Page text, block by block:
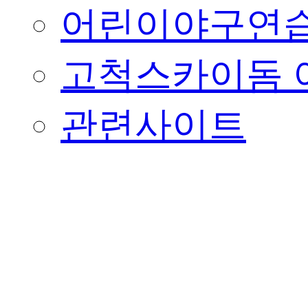
어린이야구연
고척스카이돔
관련사이트